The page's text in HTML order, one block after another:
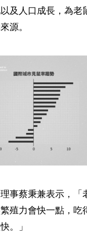
及人口成長，為老
源。
事蔡秉兼表示，「
殖力會快一點，吃
。」